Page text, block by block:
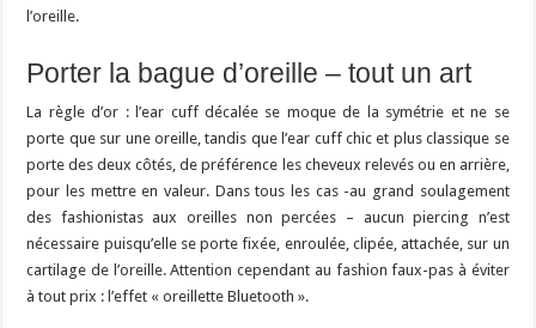
l’oreille.
Porter la bague d’oreille – tout un art
La règle d’or : l’ear cuff décalée se moque de la symétrie et ne se
porte que sur une oreille, tandis que l’ear cuff chic et plus classique se
porte des deux côtés, de préférence les cheveux relevés ou en arrière,
pour les mettre en valeur. Dans tous les cas -au grand soulagement
des fashionistas aux oreilles non percées – aucun piercing n’est
nécessaire puisqu’elle se porte fixée, enroulée, clipée, attachée, sur un
cartilage de l’oreille. Attention cependant au fashion faux-pas à éviter
à tout prix : l’effet « oreillette Bluetooth ».